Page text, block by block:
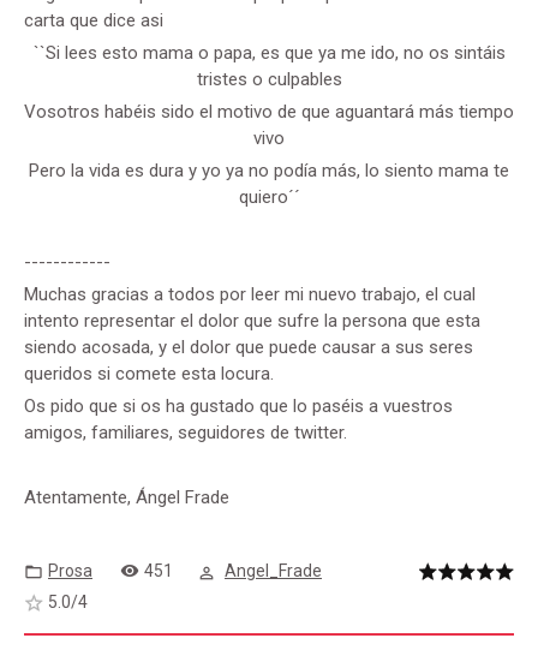
carta que dice asi
``Si lees esto mama o papa, es que ya me ido, no os sintáis
tristes o culpables
Vosotros habéis sido el motivo de que aguantará más tiempo
vivo
Pero la vida es dura y yo ya no podía más, lo siento mama te
quiero´´
------------
Muchas gracias a todos por leer mi nuevo trabajo, el cual
intento representar el dolor que sufre la persona que esta
siendo acosada, y el dolor que puede causar a sus seres
queridos si comete esta locura.
Os pido que si os ha gustado que lo paséis a vuestros
amigos, familiares, seguidores de twitter.
Atentamente, Ángel Frade
Prosa 451
Angel_Frade
5.0/4